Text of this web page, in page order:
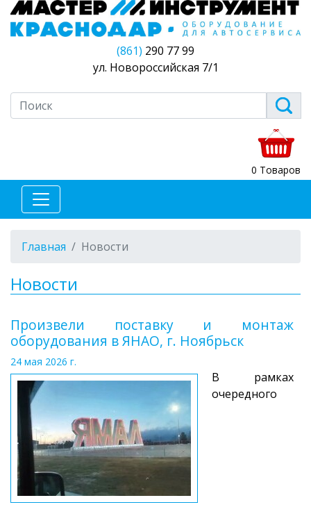
(861) 290 77 99
ул. Новороссийская 7/1
0 Товаров
Главная Новости
Новости
Произвели поставку и монтаж
оборудования в ЯНАО, г. Ноябрьск
24 мая 2026 г.
В рамках
очередного